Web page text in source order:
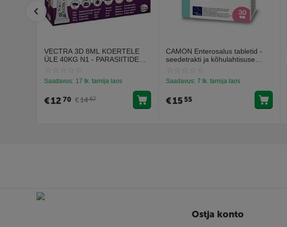
VECTRA 3D 8ML KOERTELE
ÜLE 40KG N1 - PARASIITIDE
Saadavus: 17 tk. tarnija laos
€14 67
€12 70
CAMON Enterosalus tabletid -
seedetrakti ja kõhulahtisuse
Saadavus: 7 tk. tarnija laos
€1555
Ostja konto